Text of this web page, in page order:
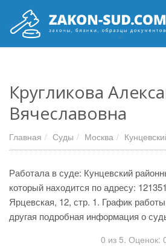
Кругликова
Вячеславовна
Главная Суды Москва
Работала в суде: Кунцевский
который находится по адресу:
Ярцевская, 12, стр. 1. График
другая подробная информация о
0 из 5. Оценок: